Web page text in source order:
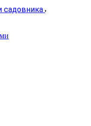
садовника